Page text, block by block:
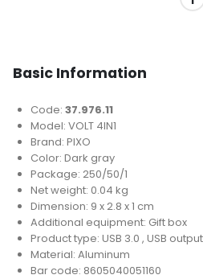
Basic Information
Code:37.976.11
Model: VOLT 4IN1
Brand: PIXO
Color: Dark gray
Package: 250/50/1
Net weight: 0.04 kg
Dimension: 9 x 2.8 x 1 cm
Additional equipment: Gift box
Product type: USB 3.0 , USB
Material: Aluminum
Bar code: 8605040051160